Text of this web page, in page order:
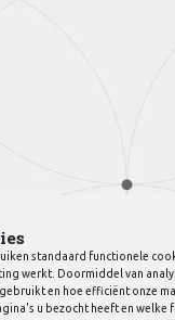
standaard functionele
werkt. Doormiddel van
en hoe efficiënt onze
u bezocht heeft en welke